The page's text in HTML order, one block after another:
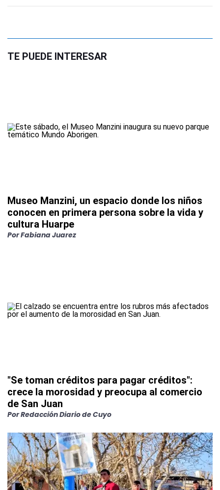
TE PUEDE INTERESAR
Museo Manzini, un espacio donde los niños
conocen en primera persona sobre la vida y
cultura Huarpe
PorFabiana Juarez
"Se toman créditos para pagar créditos":
crece la morosidad y preocupa al comercio
de San Juan
PorRedacción Diario de Cuyo